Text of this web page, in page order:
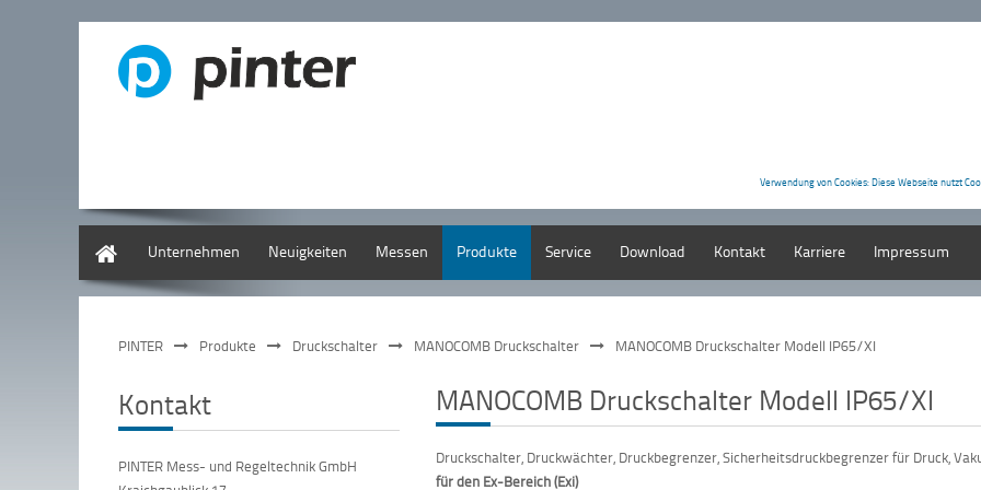
Verwendung von Cookies: Diese Webseite nutzt
Unternehmen Neuigkeiten Messen Produkte Service Download Kontakt Karriere Impressum
PINTER Produkte Druckschalter MANOCOMB Druckschalter MANOCOMB Druckschalter Modell IP65/XI
MANOCOMB Druckschalter Modell IP65/XI
Druckschalter, Druckwächter, Druckbegrenzer, Sicherheitsdruckbegrenzer für Druck,
für den Ex-Bereich (Exi)
Kontakt
PINTER Mess- und Regeltechnik GmbH